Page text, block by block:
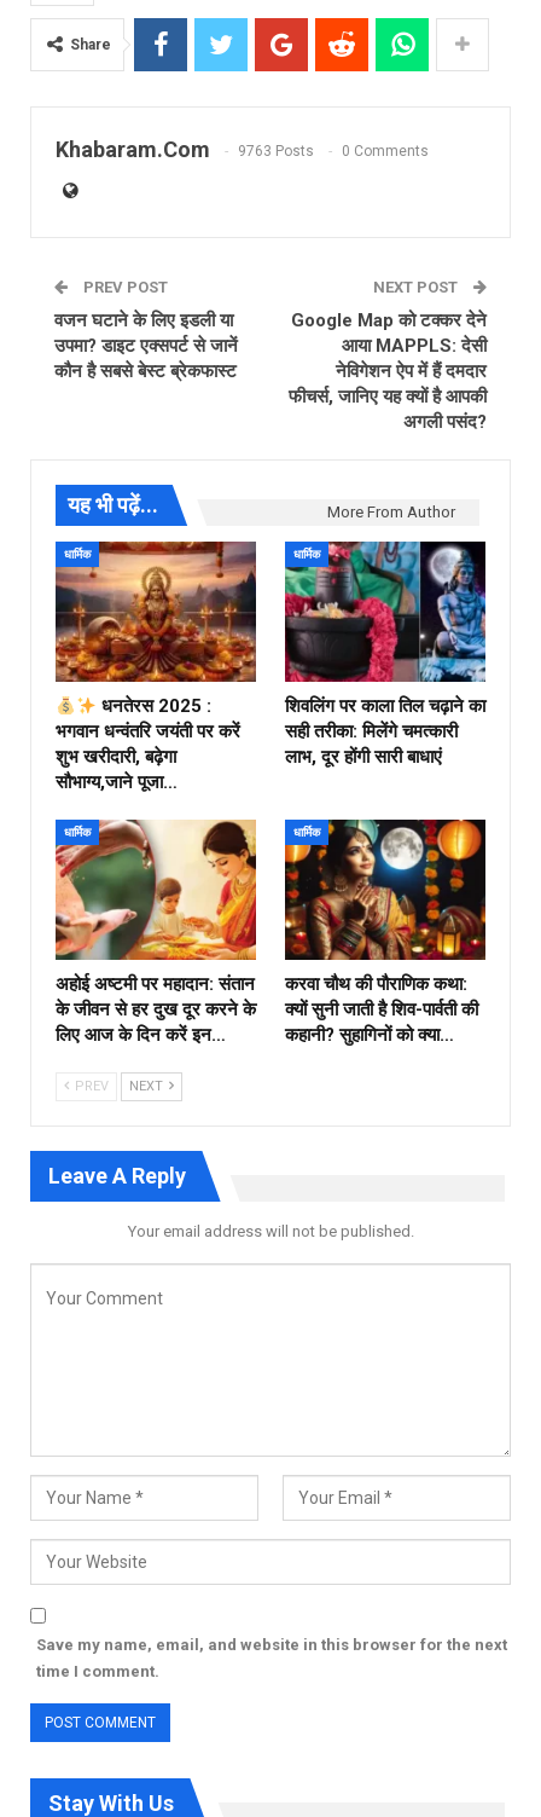
Share
Khabaram.Com 9763 Posts 0 Comments
PREV POST
वजन घटाने के लिए इडली या
उपमा? डाइट एक्सपर्ट से जानें
कौन है सबसे बेस्ट ब्रेकफास्ट
NEXT POST
Google Map को टक्कर देने
आया MAPPLS: देसी
नेविगेशन ऐप में हैं दमदार
फीचर्स, जानिए यह क्यों है आपकी
अगली पसंद?
यह भी पढ़ें... More From Author
धार्मिक
धनतेरस 2025 :
भगवान धन्वंतरि जयंती पर करें
शुभ खरीदारी, बढ़ेगा
सौभाग्य,जाने पूजा…
धार्मिक
शिवलिंग पर काला तिल चढ़ाने का
सही तरीका: मिलेंगे चमत्कारी
लाभ, दूर होंगी सारी बाधाएं
धार्मिक
अहोई अष्टमी पर महादान: संतान
के जीवन से हर दुख दूर करने के
लिए आज के दिन करें इन…
धार्मिक
करवा चौथ की पौराणिक कथा:
क्यों सुनी जाती है शिव-पार्वती की
कहानी? सुहागिनों को क्या…
PREV NEXT
Leave A Reply
Your email address will not be published.
Save my name, email, and website in this browser for the next
time I comment.
Stay With Us